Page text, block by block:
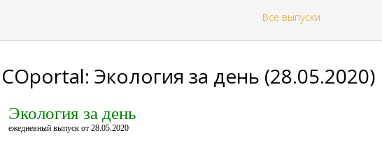
Все выпуски
Экология за день (28.05.2020)
Экология за день
ежедневный выпуск от 28.05.2020